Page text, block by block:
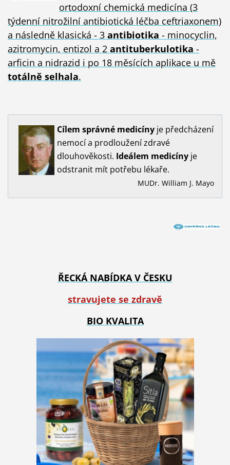
ortodoxní chemická medicína (3
týdenní nitrožilní antibiotická léčba ceftriaxonem)
a následně klasická - 3 antibiotika - minocyclin,
azitromycin, entizol a 2 antituberkulotika -
arficin a nidrazid i po 18 měsících aplikace u mě
totálně selhala.
Cílem správné medicíny je předcházení
nemocí a prodloužení zdravé
dlouhověkosti. Ideálem medicínyje
odstranit mít potřebu lékaře.
MUDr. William J. Mayo
ŘECKÁ NABÍDKA V ČESKU
stravujete se zdravě
BIO KVALITA